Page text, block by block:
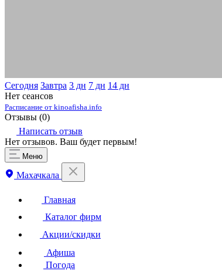
Сегодня Завтра 3 дн 7 дн 14 дн
Нет сеансов
Расписание от kinoafisha.info
Отзывы (0)
Написать отзыв
Нет отзывов. Ваш будет первым!
Меню
Махачкала
Главная
Каталог фирм
Акции/скидки
Афиша
Погода